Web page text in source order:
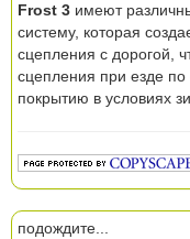
Frost 3 имеют
систему, которая
сцепления с дорогой,
сцепления при езде
покрытию в условиях
подождите...